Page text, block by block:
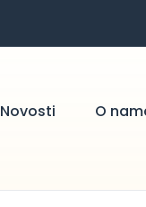
Novosti O